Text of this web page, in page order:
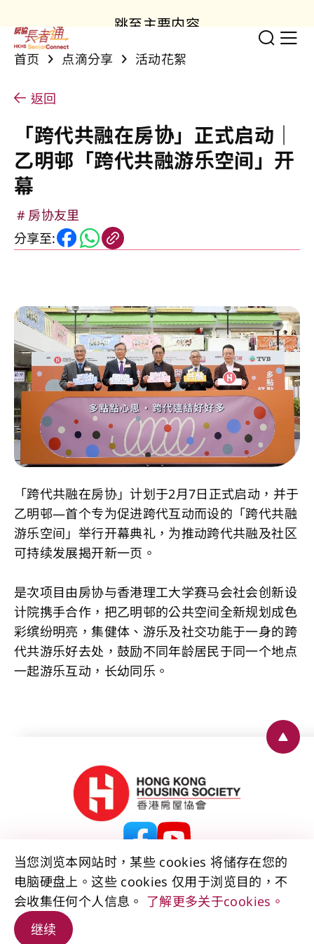
跳至主要内容
切换
显
首页 点滴分享 活动花絮
返回
「跨代共融在房协」正式启动｜
乙明邨「跨代共融游乐空间」开
幕
房协友里
分享至:
「跨代共融在房协」计划于2月7日正式启动，并于
乙明邨—首个专为促进跨代互动而设的「跨代共融
游乐空间」举行开幕典礼，为推动跨代共融及社区
可持续发展揭开新一页。
是次项目由房协与香港理工大学赛马会社会创新设
计院携手合作，把乙明邨的公共空间全新规划成色
彩缤纷明亮，集健体、游乐及社交功能于一身的跨
代共游乐好去处，鼓励不同年龄居民于同一个地点
一起游乐互动，长幼同乐。
联络我们免责声明版权公告 私隐政策声明
资料公开声明 无障碍声明网站地图
当您浏览本网站时，某些 cookies 将储存在您的
电脑硬盘上。这些 cookies 仅用于浏览目的，不
会收集任何个人信息。 了解更多关于cookies。
继续